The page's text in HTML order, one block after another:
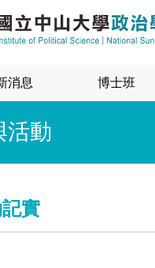
消息 博士班
活動
實